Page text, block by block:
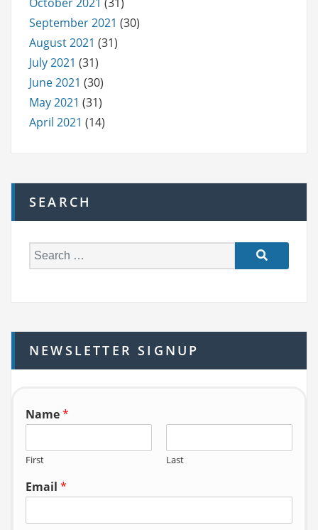
September 2021 (30)
August 2021 (31)
July 2021 (31)
June 2021 (30)
May 2021 (31)
April 2021 (14)
SEARCH
e
h
f
o
NEWSLETTER SIGNUP
Name*
First Last
Email *